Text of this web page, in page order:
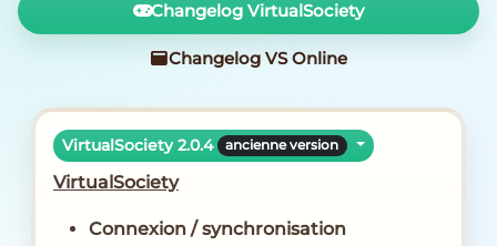
Changelog VirtualSociety
Changelog VS Online
VirtualSociety 2.0.4 ancienne version
VirtualSociety
Connexion / synchronisation